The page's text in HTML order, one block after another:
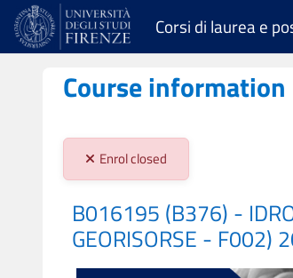
Skip to main content
Corsi di laurea e
Course information
Stato iscrizioni:
Enrol closed
B016195 (B376) -
GEORISORSE - F002)